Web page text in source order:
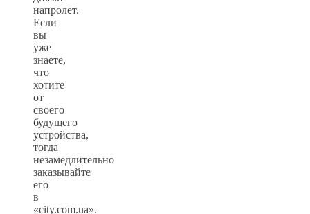
напролет.
Если
вы
уже
знаете,
что
хотите
от
своего
будущего
устройства,
тогда
незамедлительно
заказывайте
его
в
«city.com.ua».